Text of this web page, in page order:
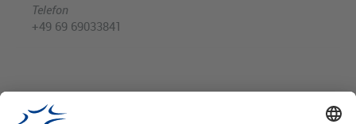
Telefon
+49 69 69033841